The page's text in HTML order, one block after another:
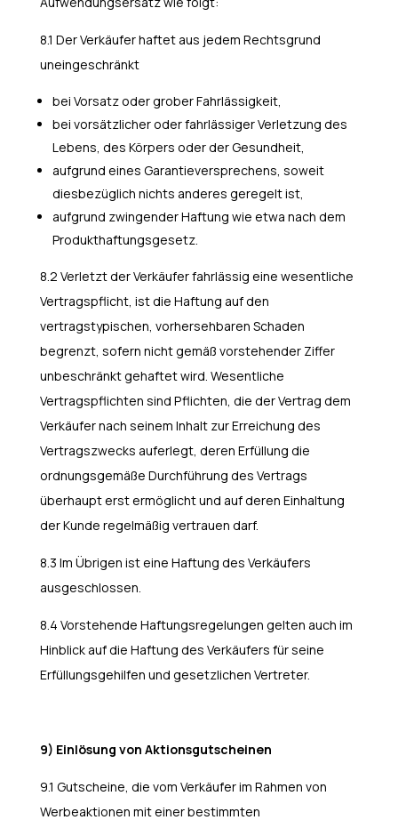
8.1 Der Verkäufer haftet aus jedem Rechtsgrund
uneingeschränkt
bei Vorsatz oder grober Fahrlässigkeit,
bei vorsätzlicher oder fahrlässiger Verletzung des
Lebens, des Körpers oder der Gesundheit,
aufgrund eines Garantieversprechens, soweit
diesbezüglich nichts anderes geregelt ist,
aufgrund zwingender Haftung wie etwa nach dem
Produkthaftungsgesetz.
8.2 Verletzt der Verkäufer fahrlässig eine wesentliche
Vertragspflicht, ist die Haftung auf den
vertragstypischen, vorhersehbaren Schaden
begrenzt, sofern nicht gemäß vorstehender Ziffer
unbeschränkt gehaftet wird. Wesentliche
Vertragspflichten sind Pflichten, die der Vertrag dem
Verkäufer nach seinem Inhalt zur Erreichung des
Vertragszwecks auferlegt, deren Erfüllung die
ordnungsgemäße Durchführung des Vertrags
überhaupt erst ermöglicht und auf deren Einhaltung
der Kunde regelmäßig vertrauen darf.
8.3 Im Übrigen ist eine Haftung des Verkäufers
ausgeschlossen.
8.4 Vorstehende Haftungsregelungen gelten auch im
Hinblick auf die Haftung des Verkäufers für seine
Erfüllungsgehilfen und gesetzlichen Vertreter.
9) Einlösung von Aktionsgutscheinen
9.1 Gutscheine, die vom Verkäufer im Rahmen von
Werbeaktionen mit einer bestimmten